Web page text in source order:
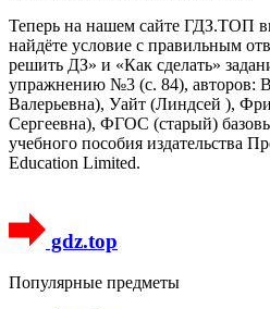
Теперь на нашем сайте ГДЗ.ТОП
найдёте условие с правильным
решить ДЗ» и «Как сделать»
упражнению №3 (с. 84), авторов:
Валерьевна), Уайт (Линдсей ),
Сергеевна), ФГОС (старый)
учебного пособия издательства
Education Limited.
gdz.top
Популярные предметы